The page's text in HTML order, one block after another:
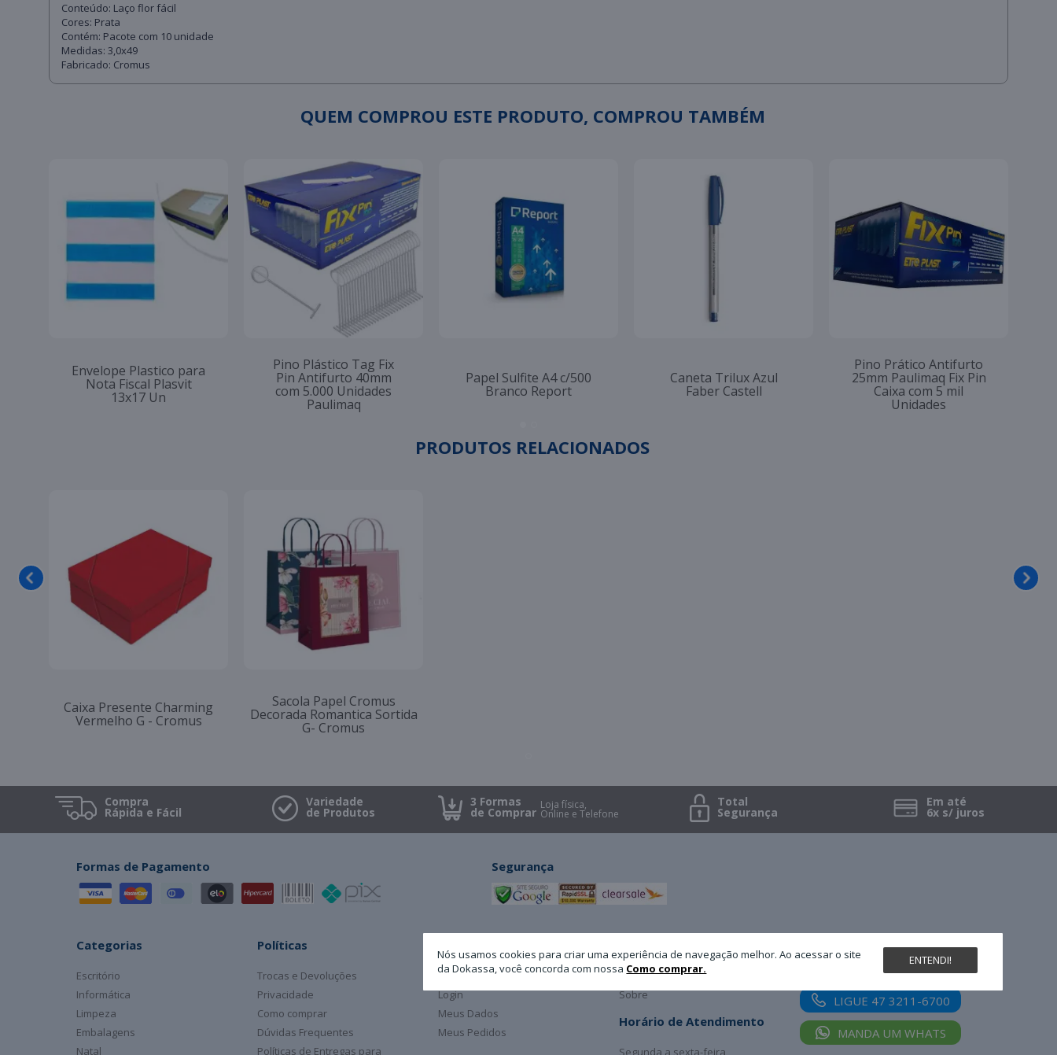
Conteúdo: Laço flor fácil
Cores: Prata
Contém: Pacote com 10 unidade
Medidas: 3,0x49
Fabricado: Cromus
QUEM COMPROU ESTE PRODUTO, COMPROU TAMBÉM
Envelope Plastico para
Nota Fiscal Plasvit
13x17 Un
Pino Plástico Tag Fix
Pin Antifurto 40mm
com 5.000 Unidades
Paulimaq
Papel Sulfite A4 c/500
Branco Report
Caneta Trilux Azul
Faber Castell
Pino Prático Antifurto
25mm Paulimaq Fix Pin
Caixa com 5 mil
Unidades
PRODUTOS RELACIONADOS
Caixa Presente Charming
Vermelho G - Cromus
Sacola Papel Cromus
Decorada Romantica Sortida
G- Cromus
Compra
Rápida e Fácil
Variedade
de Produtos
3 Formas
de Comprar Loja física,
Online e Telefone
Total
Segurança
Em até
6x s/ juros
Nós usamos cookies para criar uma experiência de navegação melhor. Ao acessar o site
da Dokassa, você concorda com nossa Como comprar.
ENTENDI!
Formas de Pagamento Segurança
Categorias
Escritório
Informática
Limpeza
Embalagens
Natal
Políticas
Trocas e Devoluções
Privacidade
Como comprar
Dúvidas Frequentes
Políticas de Entregas para
Cadastro
Login
Meus Dados
Meus Pedidos
Atendimento
Sobre
Horário de Atendimento
Segunda a sexta-feira
Nossas redes sociais
LIGUE 47 3211-6700
MANDA UM WHATS